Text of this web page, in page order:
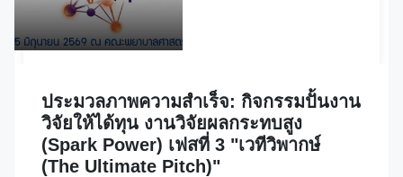
ประมวลภาพความสำเร็จ: กิจกรรมปั้นงาน
วิจัยให้ได้ทุน งานวิจัยผลกระทบสูง
(Spark Power) เฟสที่ 3 "เวทีวิพากษ์
(The Ultimate Pitch)"